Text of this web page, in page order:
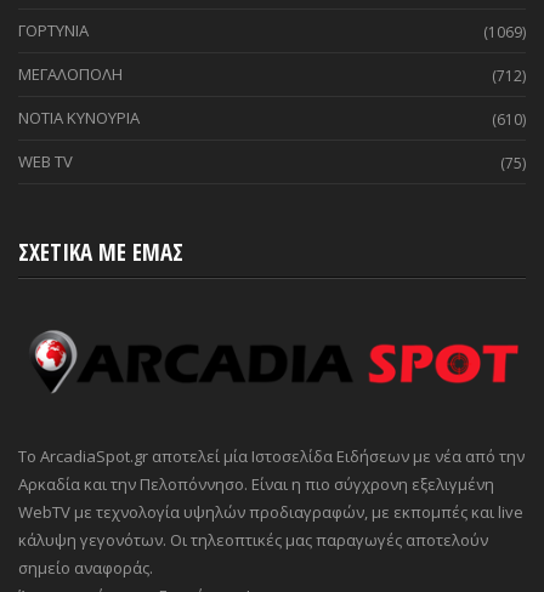
ΓΟΡΤΥΝΙΑ (1069)
ΜΕΓΑΛΟΠΟΛΗ (712)
ΝΟΤΙΑ ΚΥΝΟΥΡΙΑ (610)
WEB TV (75)
ΣΧΕΤΙΚΑ ΜΕ ΕΜΑΣ
Το ArcadiaSpot.gr αποτελεί μία Ιστοσελίδα Ειδήσεων με νέα από την
Αρκαδία και την Πελοπόννησο. Είναι η πιο σύγχρονη εξελιγμένη
WebTV με τεχνολογία υψηλών προδιαγραφών, με εκπομπές και live
κάλυψη γεγονότων. Οι τηλεοπτικές μας παραγωγές αποτελούν
σημείο αναφοράς.